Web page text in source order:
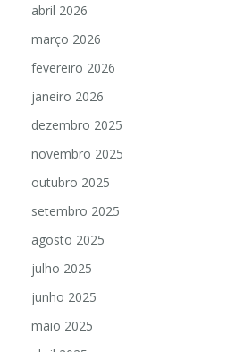
abril 2026
março 2026
fevereiro 2026
janeiro 2026
dezembro 2025
novembro 2025
outubro 2025
setembro 2025
agosto 2025
julho 2025
junho 2025
maio 2025